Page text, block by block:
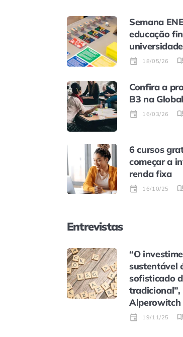
Semana
educação
18/05/26
Confira a
B3 na
16/03/26
6 cursos
começar a
renda fixa
16/10/25
Entrevistas
“O
sustentável
sofisticado
tradicional”,
Alperowitch
19/11/25